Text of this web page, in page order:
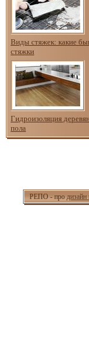
Виды стяжек: какие
стяжки
Гидроизоляция
пола
РЕПО - про